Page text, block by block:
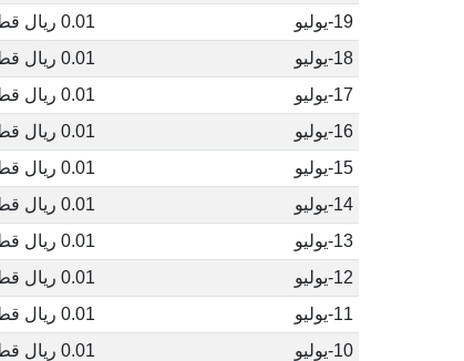
19-يوليو
0.01 ريال قطري
18-يوليو
0.01 ريال قطري
17-يوليو
0.01 ريال قطري
16-يوليو
0.01 ريال قطري
15-يوليو
0.01 ريال قطري
14-يوليو
0.01 ريال قطري
13-يوليو
0.01 ريال قطري
12-يوليو
0.01 ريال قطري
11-يوليو
0.01 ريال قطري
10-يوليو
0.01 ريال قطري